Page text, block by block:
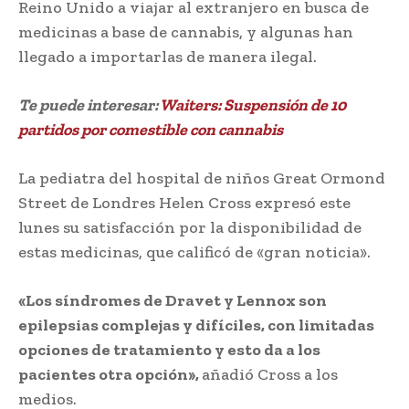
Reino Unido a viajar al extranjero en busca de
medicinas a base de cannabis, y algunas han
llegado a importarlas de manera ilegal.
Te puede interesar:Waiters: Suspensión de 10
partidos por comestible con cannabis
La pediatra del hospital de niños Great Ormond
Street de Londres Helen Cross expresó este
lunes su satisfacción por la disponibilidad de
estas medicinas, que calificó de «gran noticia».
«Los síndromes de Dravet y Lennox son
epilepsias complejas y difíciles, con limitadas
opciones de tratamiento y esto da a los
pacientes otra opción»,añadió Cross a los
medios.